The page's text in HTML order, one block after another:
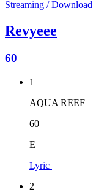
Streaming / Download
Revyeee
60
1
AQUA REEF
60
E
Lyric
2